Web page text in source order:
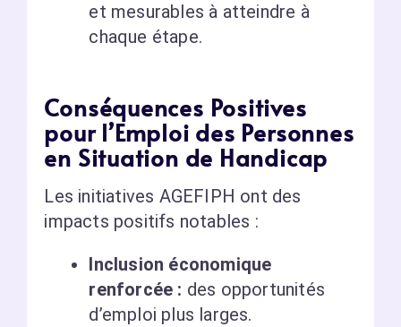
et mesurables à atteindre à
chaque étape.
Conséquences Positives
pour l’Emploi des Personnes
en Situation de Handicap
Les initiatives AGEFIPH ont des
impacts positifs notables :
Inclusion économique
renforcée : des opportunités
d’emploi plus larges.